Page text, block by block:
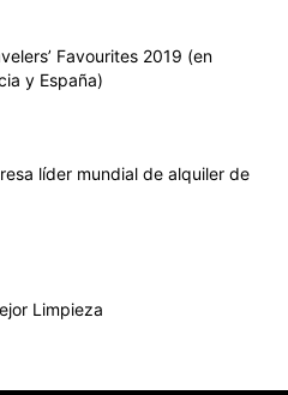
Favourites 2019 (en
y España)
líder mundial de alquiler de
Limpieza